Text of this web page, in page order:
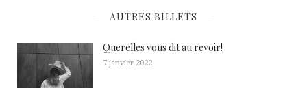
AUTRES BILLETS
Querelles vous dit au revoir!
7 janvier 2022